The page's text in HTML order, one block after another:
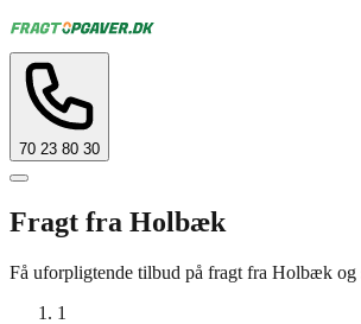
70 23 80 30
Fragt fra Holbæk
Få uforpligtende tilbud på fragt fra Holbæk og
1